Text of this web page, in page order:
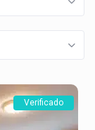
Verificado